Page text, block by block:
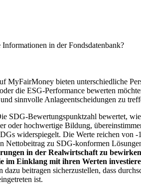
in der Fondsdatenbank?
MyFairMoney bieten unterschiedliche
die ESG-Performance bewerten
sinnvolle Anlageentscheidungen zu
SDG-Bewertungspunktzahl bewertet,
oder hochwertige Bildung,
widerspiegelt. Die Werte reichen
Nettobeitrag zu SDG-konformen
in der Realwirtschaft zu
im Einklang mit ihren Werten
beitragen sicherzustellen, dass
ist.